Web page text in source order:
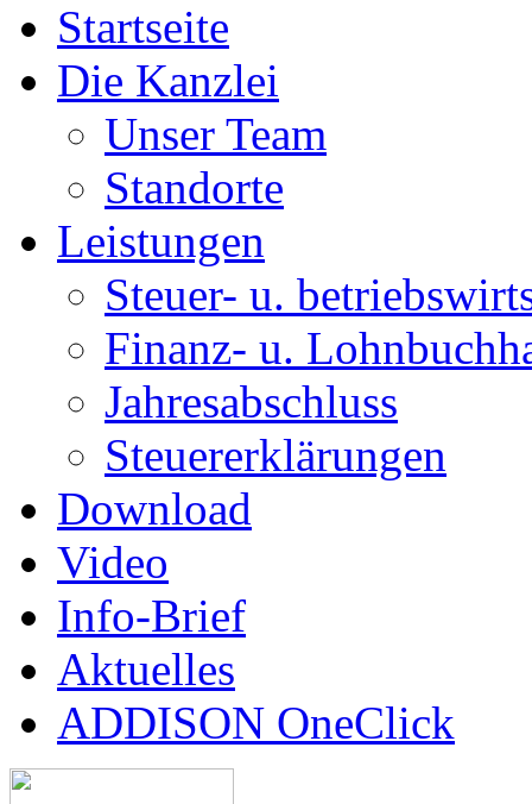
Startseite
Die Kanzlei
Unser Team
Standorte
Leistungen
Steuer- u.
Finanz- u.
Jahresabschluss
Steuererklärungen
Download
Video
Info-Brief
Aktuelles
ADDISON OneClick